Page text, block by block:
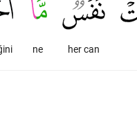
her can
ne